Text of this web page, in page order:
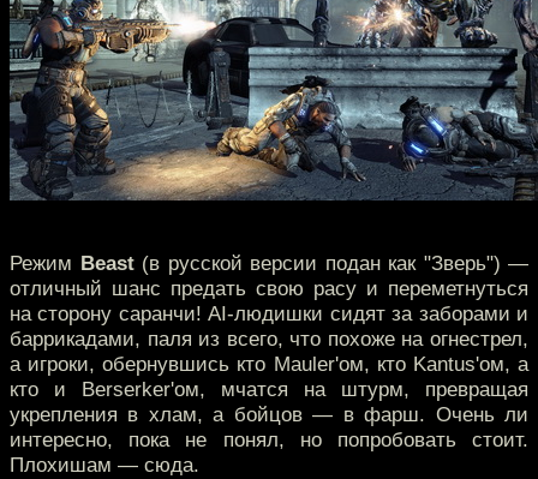
Режим Beast(в русской версии подан как "Зверь") —
отличный шанс предать свою расу и переметнуться
на сторону саранчи! AI-людишки сидят за заборами и
баррикадами, паля из всего, что похоже на огнестрел,
а игроки, обернувшись кто Mauler'ом, кто Kantus'ом, а
кто и Berserker'ом, мчатся на штурм, превращая
укрепления в хлам, а бойцов — в фарш. Очень ли
интересно, пока не понял, но попробовать стоит.
Плохишам — сюда.